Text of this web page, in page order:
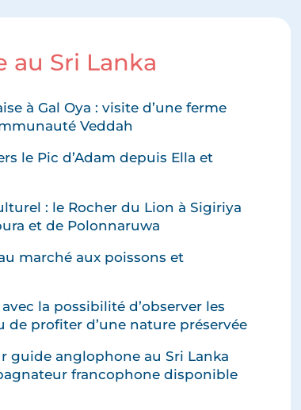
au Sri Lanka
à Gal Oya : visite d’une ferme
Veddah
le Pic d’Adam depuis Ella et
: le Rocher du Lion à Sigiriya
et de Polonnaruwa
marché aux poissons et
la possibilité d’observer les
profiter d’une nature préservée
guide anglophone au Sri Lanka
francophone disponible